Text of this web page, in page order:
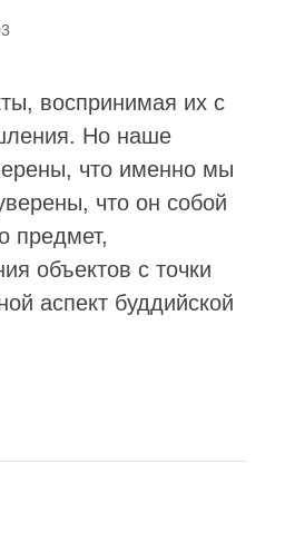
воспринимая их с
Но наше
что именно мы
что он собой
предмет,
объектов с точки
аспект буддийской